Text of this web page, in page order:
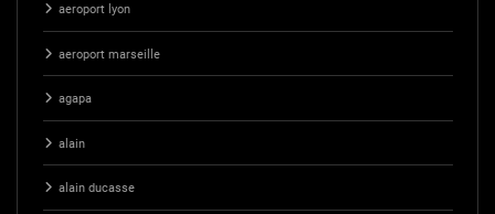
aeroport lyon
aeroport marseille
agapa
alain
alain ducasse